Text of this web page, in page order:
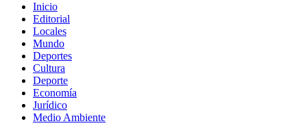
Inicio
Editorial
Locales
Mundo
Deportes
Cultura
Deporte
Economía
Jurídico
Medio Ambiente